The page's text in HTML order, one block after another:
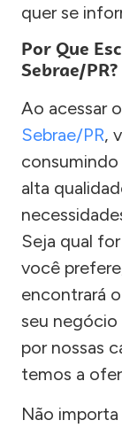
quer se
Por Que
Sebrae/PR?
Ao acessar
Sebrae/PR,
alta
Seja qual
você
encontrará
seu negócio
por nossas
temos a
Não